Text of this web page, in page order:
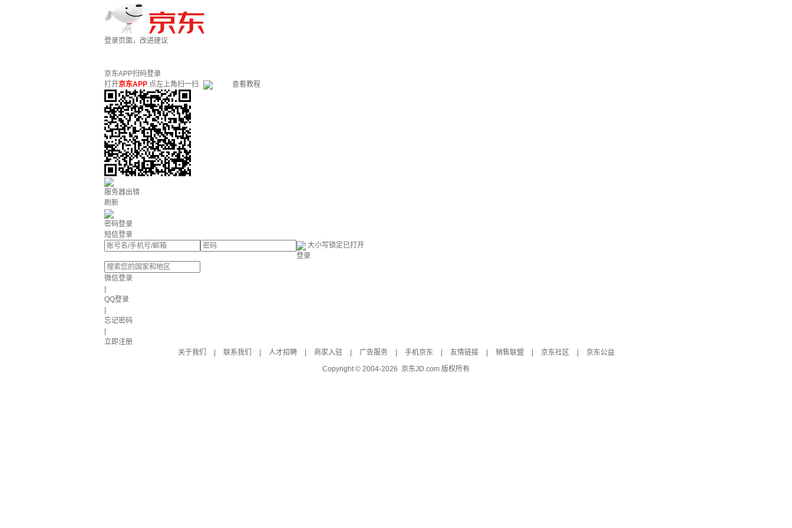
登录页面，改进建议
京东APP扫码登录
打开京东APP 点左上角扫一扫 查看教程
服务器出错
刷新
密码登录
短信登录
大小写锁定已打开
登录
微信登录
QQ登录
忘记密码
立即注册
关于我们
联系我们 人才招聘 商家入驻 广告服务 手机京东 友情链接 销售联盟 京东社区
京东公益
Copyright © 2004-2026 京东JD.com 版权所有